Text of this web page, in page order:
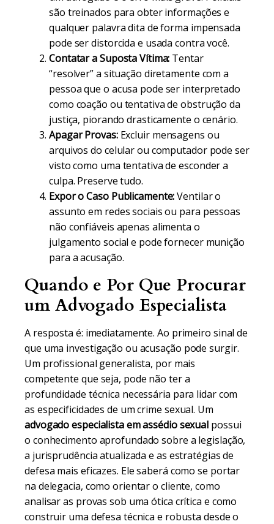
são treinados para obter informações e
qualquer palavra dita de forma impensada
pode ser distorcida e usada contra você.
Contatar a Suposta Vítima: Tentar
“resolver” a situação diretamente com a
pessoa que o acusa pode ser interpretado
como coação ou tentativa de obstrução da
justiça, piorando drasticamente o cenário.
Apagar Provas:Excluir mensagens ou
arquivos do celular ou computador pode ser
visto como uma tentativa de esconder a
culpa. Preserve tudo.
Expor o Caso Publicamente:Ventilar o
assunto em redes sociais ou para pessoas
não confiáveis apenas alimenta o
julgamento social e pode fornecer munição
para a acusação.
Quando e Por Que Procurar
um Advogado Especialista
A resposta é: imediatamente. Ao primeiro sinal de
que uma investigação ou acusação pode surgir.
Um profissional generalista, por mais
competente que seja, pode não ter a
profundidade técnica necessária para lidar com
as especificidades de um crime sexual. Um
advogado especialista em assédio sexual possui
o conhecimento aprofundado sobre a legislação,
a jurisprudência atualizada e as estratégias de
defesa mais eficazes. Ele saberá como se portar
na delegacia, como orientar o cliente, como
analisar as provas sob uma ótica crítica e como
construir uma defesa técnica e robusta desde o